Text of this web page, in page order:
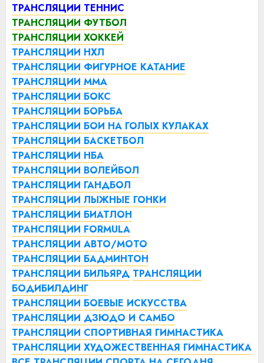
ТРАНСЛЯЦИИ ТЕННИС
ТРАНСЛЯЦИИ ФУТБОЛ
ТРАНСЛЯЦИИ ХОККЕЙ
ТРАНСЛЯЦИИ НХЛ
ТРАНСЛЯЦИИ ФИГУРНОЕ КАТАНИЕ
ТРАНСЛЯЦИИ ММА
ТРАНСЛЯЦИИ БОКС
ТРАНСЛЯЦИИ БОРЬБА
ТРАНСЛЯЦИИ БОИ НА ГОЛЫХ КУЛАКАХ
ТРАНСЛЯЦИИ БАСКЕТБОЛ
ТРАНСЛЯЦИИ НБА
ТРАНСЛЯЦИИ ВОЛЕЙБОЛ
ТРАНСЛЯЦИИ ГАНДБОЛ
ТРАНСЛЯЦИИ ЛЫЖНЫЕ ГОНКИ
ТРАНСЛЯЦИИ БИАТЛОН
ТРАНСЛЯЦИИ FORMULA
ТРАНСЛЯЦИИ АВТО/МОТО
ТРАНСЛЯЦИИ БАДМИНТОН
ТРАНСЛЯЦИИ БИЛЬЯРД ТРАНСЛЯЦИИ
БОДИБИЛДИНГ
ТРАНСЛЯЦИИ БОЕВЫЕ ИСКУССТВА
ТРАНСЛЯЦИИ ДЗЮДО И САМБО
ТРАНСЛЯЦИИ СПОРТИВНАЯ ГИМНАСТИКА
ТРАНСЛЯЦИИ ХУДОЖЕСТВЕННАЯ ГИМНАСТИКА